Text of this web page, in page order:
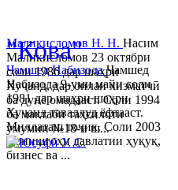
Ҷамшед НабизодаҶамшед
Набизода 9-уми майи соли
1981 дар шаҳри шаҳри
Хуҷанд таваллуд ёфтааст.
Миллаташ тоҷик. Соли 2003
Донишгоҳи давлатии ҳуқуқ,
бизнес ва ...
Маликисломов Н. Н. Насим
Маликисломов 23 октябри
соли 1986 дар шаҳри
Хуҷанд, дар оилаи хизматчӣ
ба дунё омадааст. Соли 1994
ба мактаби таҳсилоти
умумии №18-и ш...
"Кова"